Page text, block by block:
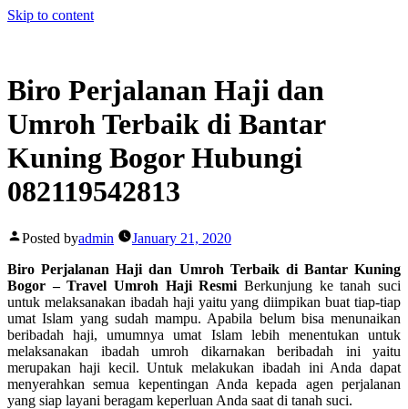
Skip to content
Biro Perjalanan Haji dan
Umroh Terbaik di Bantar
Kuning Bogor Hubungi
082119542813
Posted byadmin
January 21, 2020
Biro Perjalanan Haji dan Umroh Terbaik di Bantar Kuning
Bogor – Travel Umroh Haji Resmi Berkunjung ke tanah suci
untuk melaksanakan ibadah haji yaitu yang diimpikan buat tiap-tiap
umat Islam yang sudah mampu. Apabila belum bisa menunaikan
beribadah haji, umumnya umat Islam lebih menentukan untuk
melaksanakan ibadah umroh dikarnakan beribadah ini yaitu
merupakan haji kecil. Untuk melakukan ibadah ini Anda dapat
menyerahkan semua kepentingan Anda kepada agen perjalanan
yang siap layani beragam keperluan Anda saat di tanah suci.